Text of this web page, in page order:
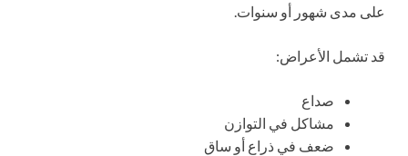
على مدى شهور أو سنوات.
قد تشمل الأعراض:
صداع
مشاكل في التوازن
ضعف في ذراع أو ساق